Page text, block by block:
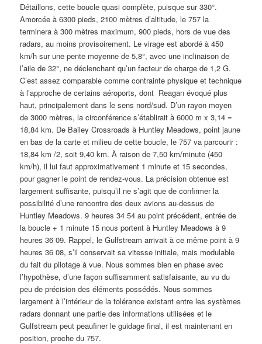
Détaillons, cette boucle quasi complète, puisque sur 330°.
Amorcée à 6300 pieds, 2100 mètres d’altitude, le 757 la
terminera à 300 mètres maximum, 900 pieds, hors de vue des
radars, au moins provisoirement. Le virage est abordé à 450
km/h sur une pente moyenne de 5,8°, avec une inclinaison de
l’aile de 32°, ne déclenchant qu’un facteur de charge de 1,2 G.
C’est assez comparable comme contrainte physique et technique
à l’approche de certains aéroports, dont Reagan évoqué plus
haut, principalement dans le sens nord/sud. D’un rayon moyen
de 3000 mètres, la circonférence s’établirait à 6000 m x 3,14 =
18,84 km. De Bailey Crossroads à Huntley Meadows, point jaune
en bas de la carte et milieu de cette boucle, le 757 va parcourir :
18,84 km /2, soit 9,40 km. À raison de 7,50 km/minute (450
km/h), il lui faut approximativement 1 minute et 15 secondes,
pour gagner le point de rendez-vous. La précision obtenue est
largement suffisante, puisqu’il ne s’agit que de confirmer la
possibilité d’une rencontre des deux avions au-dessus de
Huntley Meadows. 9 heures 34 54 au point précédent, entrée de
la boucle + 1 minute 15 nous portent à Huntley Meadows à 9
heures 36 09. Rappel, le Gulfstream arrivait à ce même point à 9
heures 36 08, s’il conservait sa vitesse initiale, mais modulable
du fait du pilotage à vue. Nous sommes bien en phase avec
l’hypothèse, d’une façon suffisamment satisfaisante, au vu du
peu de précision des éléments possédés. Nous sommes
largement à l’intérieur de la tolérance existant entre les systèmes
radars donnant une partie des informations utilisées et le
Gulfstream peut peaufiner le guidage final, il est maintenant en
position, proche du 757.